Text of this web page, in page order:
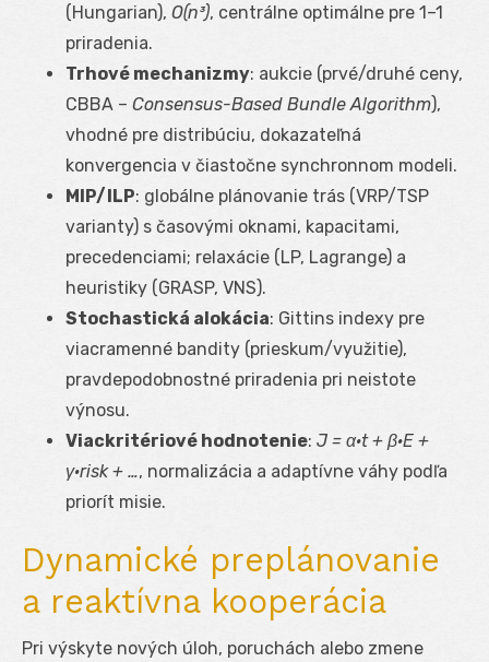
(Hungarian), O(n³), centrálne optimálne pre 1–1
priradenia.
Trhové mechanizmy: aukcie (prvé/druhé ceny,
CBBA – Consensus-Based Bundle Algorithm),
vhodné pre distribúciu, dokazateľná
konvergencia v čiastočne synchronnom modeli.
MIP/ILP: globálne plánovanie trás (VRP/TSP
varianty) s časovými oknami, kapacitami,
precedenciami; relaxácie (LP, Lagrange) a
heuristiky (GRASP, VNS).
Stochastická alokácia: Gittins indexy pre
viacramenné bandity (prieskum/využitie),
pravdepodobnostné priradenia pri neistote
výnosu.
Viackritériové hodnotenie: J = α·t + β·E +
γ·risk + …, normalizácia a adaptívne váhy podľa
priorít misie.
Dynamické preplánovanie
a reaktívna kooperácia
Pri výskyte nových úloh, poruchách alebo zmene